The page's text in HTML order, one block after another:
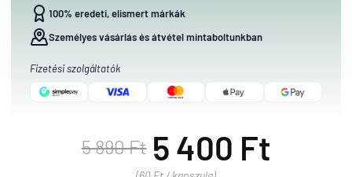
100% eredeti, elismert márkák
Személyes vásárlás és átvétel mintaboltunkban
Fizetési szolgáltatók
5 890 Ft 5 400 Ft